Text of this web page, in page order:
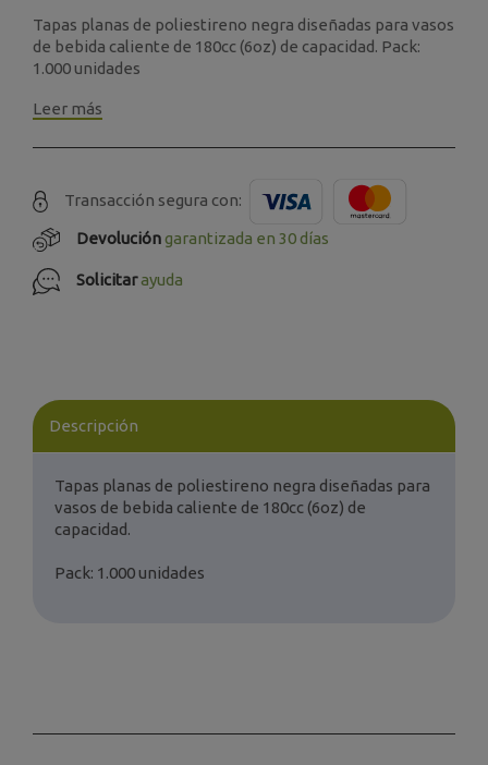
Tapas planas de poliestireno negra diseñadas para vasos
de bebida caliente de 180cc (6oz) de capacidad. Pack:
1.000 unidades
Leer más
Transacción segura con:
Devolucióngarantizada en 30 días
Solicitarayuda
Descripción
Tapas planas de poliestireno negra diseñadas para
vasos de bebida caliente de 180cc (6oz) de
capacidad.
Pack: 1.000 unidades